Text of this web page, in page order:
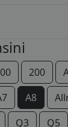
MARCA
-
200
A8
Q3 Q5